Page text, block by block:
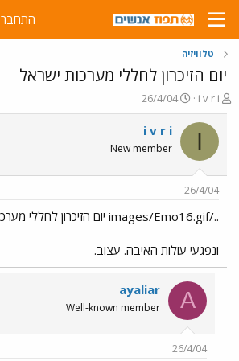
התחבר
טלוויזיה
יום הזיכרון לחללי מערכות ישראל
פ
ו
ת
ח
ה
ש
i v r i
פ
ו
ר
26/4/04
I
i v r i
New member
26/4/04
../images/Emo16.gif יום הזיכרון לחללי מערכות ישראל
ונפגעי עולות האיבה. עצוב.
A
ayaliar
Well-known member
26/4/04